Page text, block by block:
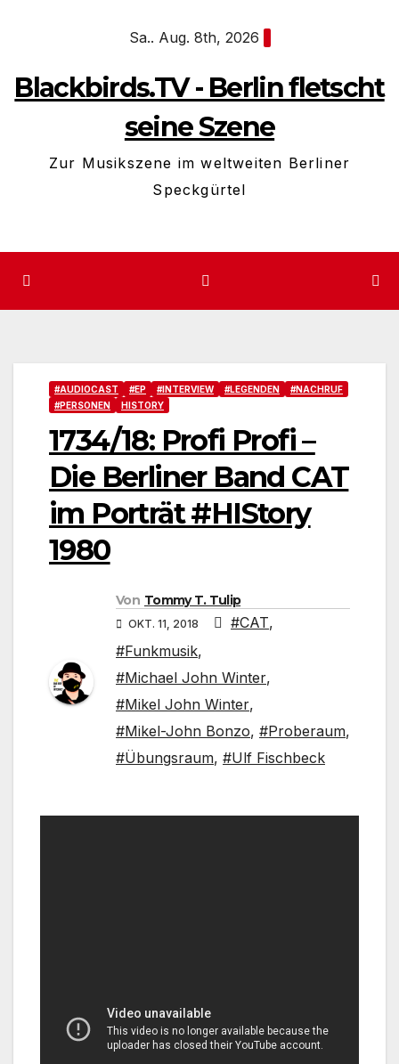
Sa.. Aug. 8th, 2026
Blackbirds.TV - Berlin fletscht
seine Szene
Zur Musikszene im weltweiten Berliner
Speckgürtel
#AUDIOCAST #EP #INTERVIEW #LEGENDEN
#NACHRUF
#PERSONEN
HISTORY
1734/18: Profi Profi –
Die Berliner Band CAT
im Porträt #HIStory
1980
Von Tommy T. Tulip
OKT. 11, 2018 #CAT,
#Funkmusik,
#Michael John Winter,
#Mikel John Winter,
#Mikel-John Bonzo, #Proberaum,
#Übungsraum, #Ulf Fischbeck